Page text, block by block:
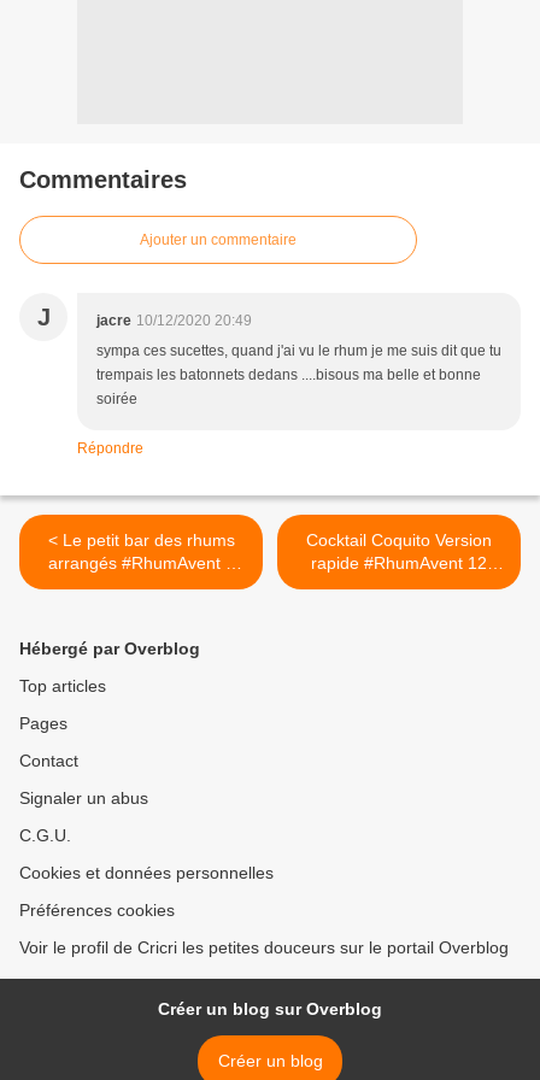
Commentaires
Ajouter un commentaire
J jacre 10/12/2020 20:49
sympa ces sucettes, quand j'ai vu le rhum je me suis dit que tu
trempais les batonnets dedans ....bisous ma belle et bonne
soirée
Répondre
< Le petit bar des rhums
arrangés #RhumAvent 8
avec Larousse
Cocktail Coquito Version
rapide #RhumAvent 12
avec Rhum Ambré
Hébergé par Overblog
Top articles
Pages
Contact
Signaler un abus
C.G.U.
Cookies et données personnelles
Préférences cookies
Voir le profil de Cricri les petites douceurs sur le portail Overblog
Créer un blog sur Overblog
Créer un blog